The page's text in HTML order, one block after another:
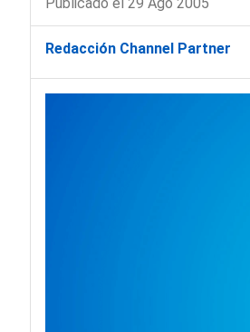
Redacción Channel Partner